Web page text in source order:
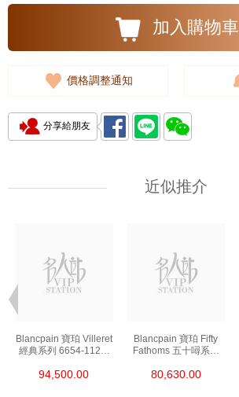
加入購物車
價格調整通知
分享給朋友
近似推介
Blancpain 寶珀 Villeret
經典系列 6654-1127-
94,500.00
Blancpain 寶珀 Fifty
Fathoms 五十噚系列
80,630.00